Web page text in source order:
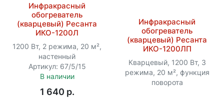
Инфракрасный
обогреватель
(кварцевый) Ресанта
ИКО-1200Л
1200 Вт, 2 режима, 20 м²,
настенный
Артикул: 67/5/15
В наличии
1 640 p.
Инфракрасный
обогреватель
(кварцевый) Ресанта
ИКО-1200ЛП
Кварцевый, 1200 Вт, 3
режима, 20 м², функция
поворота